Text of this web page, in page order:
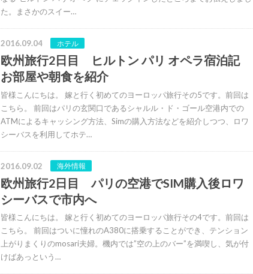
た。まさかのスイー…
2016.09.04 ホテル
欧州旅行2日目 ヒルトン パリ オペラ宿泊記
お部屋や朝食を紹介
皆様こんにちは。 嫁と行く初めてのヨーロッパ旅行その5です。前回は
こちら。 前回はパリの玄関口であるシャルル・ド・ゴール空港内での
ATMによるキャッシング方法、Simの購入方法などを紹介しつつ、ロワ
シーバスを利用してホテ…
2016.09.02 海外情報
欧州旅行2日目 パリの空港でSIM購入後ロワ
シーバスで市内へ
皆様こんにちは。 嫁と行く初めてのヨーロッパ旅行その4です。前回は
こちら。 前回はついに憧れのA380に搭乗することができ、テンション
上がりまくりのmosari夫婦。機内では”空の上のバー”を満喫し、気が付
けばあっという…